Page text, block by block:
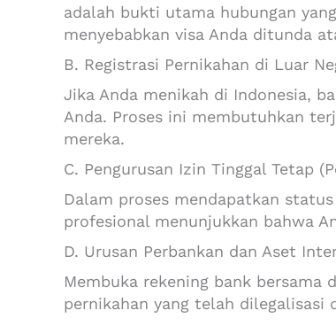
adalah bukti utama hubungan
menyebabkan visa Anda ditunda
B. Registrasi Pernikahan di Luar
Jika Anda menikah di Indonesia,
Anda. Proses ini membutuhkan
mereka.
C. Pengurusan Izin Tinggal Tetap
Dalam proses mendapatkan
profesional menunjukkan bahwa
D. Urusan Perbankan dan Aset
Membuka rekening bank
pernikahan yang telah dilegalisasi